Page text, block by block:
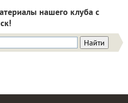
нашего клуба с